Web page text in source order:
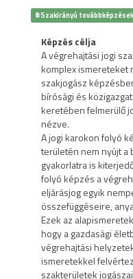
#Szakirányú továbbképzések
Képzés célja
A végrehajtási jogi
komplex ismereteket
szakjogász
bírósági és
keretében felmerülő
nézve.
A jogi karokon folyó
területén nem nyújt a
gyakorlatra is
folyó képzés a
eljárásjog egyik
összefüggéseire,
Ezek az
hogy a gazdasági
végrehajtási
ismeretekkel
szakterületek